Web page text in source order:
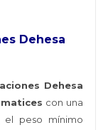
Dehesa
Dehesa
matices con una
el peso mínimo